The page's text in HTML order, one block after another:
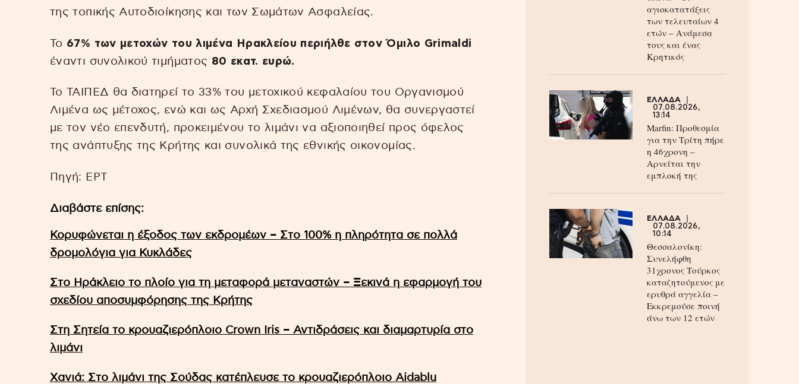
της τοπικής Αυτοδιοίκησης και των Σωμάτων Ασφαλείας.
Το 67% των μετοχών του λιμένα Ηρακλείου περιήλθε στον Όμιλο Grimaldi
έναντι συνολικού τιμήματος 80 εκατ. ευρώ.
Το ΤΑΙΠΕΔ θα διατηρεί το 33% του μετοχικού κεφαλαίου του Οργανισμού
Λιμένα ως μέτοχος, ενώ και ως Αρχή Σχεδιασμού Λιμένων, θα συνεργαστεί
με τον νέο επενδυτή, προκειμένου το λιμάνι να αξιοποιηθεί προς όφελος
της ανάπτυξης της Κρήτης και συνολικά της εθνικής οικονομίας.
Πηγή: ΕΡΤ
Διαβάστε επίσης:
Κορυφώνεται η έξοδος των εκδρομέων – Στο 100% η πληρότητα σε πολλά
δρομολόγια για Κυκλάδες
Στο Ηράκλειο το πλοίο για τη μεταφορά μεταναστών – Ξεκινά η εφαρμογή του
σχεδίου αποσυμφόρησης της Κρήτης
Στη Σητεία το κρουαζιερόπλοιο Crown Iris – Αντιδράσεις και διαμαρτυρία στο
λιμάνι
Xανιά: Στο λιμάνι της Σούδας κατέπλευσε το κρουαζιερόπλοιο Aidablu
αγιοκατατάξεις
των τελευταίων 4
ετών – Ανάμεσα
τους και ένας
Κρητικός
ΕΛΛΑΔΑ
07.08.2026,
13:14
Marfin: Προθεσμία
για την Τρίτη πήρε
η 46χρονη –
Aρνείται την
εμπλοκή της
ΕΛΛΑΔΑ
07.08.2026,
10:14
Θεσσαλονίκη:
Συνελήφθη
31χρονος Τούρκος
καταζητούμενος με
ερυθρά αγγελία –
Εκκρεμούσε ποινή
άνω των 12 ετών